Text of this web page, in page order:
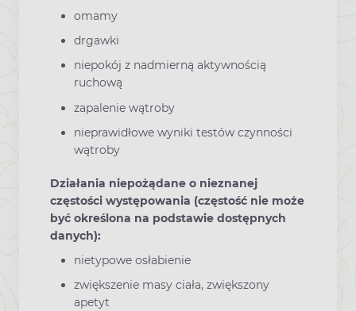
omamy
drgawki
niepokój z nadmierną aktywnością
ruchową
zapalenie wątroby
nieprawidłowe wyniki testów czynności
wątroby
Działania niepożądane o nieznanej
częstości występowania (częstość nie może
być określona na podstawie dostępnych
danych):
nietypowe osłabienie
zwiększenie masy ciała, zwiększony
apetyt